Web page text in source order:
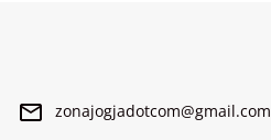
zonajogjadotcom@gmail.com